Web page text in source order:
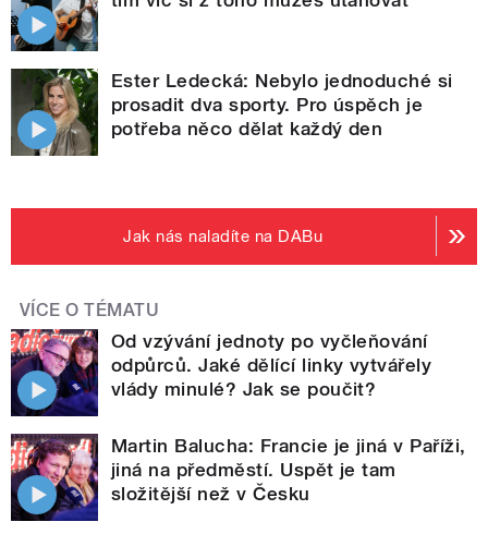
Ester Ledecká: Nebylo jednoduché si
prosadit dva sporty. Pro úspěch je
potřeba něco dělat každý den
Jak nás naladíte na DABu
VÍCE O TÉMATU
Od vzývání jednoty po vyčleňování
odpůrců. Jaké dělící linky vytvářely
vlády minulé? Jak se poučit?
Martin Balucha: Francie je jiná v Paříži,
jiná na předměstí. Uspět je tam
složitější než v Česku